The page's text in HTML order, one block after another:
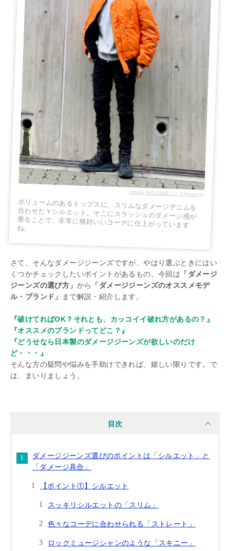
macky☺︎氏の投稿コーデ(wear.jp)
ボリュームのあるトップスに、スリムなダメージデニムを
合わせたＹシルエット。そこにスラッシュのダメージ感が
乗ることで、非常に格好いいコーデに仕上がっています
ね。
さて、そんなダメージジーンズですが、やはり選ぶときにはい
くつかチェックしたいポイントがあるもの。今回は 「ダメージ
ジーンズの選び方」 から
「ダメージジーンズのオススメモデ
ル・ブランド」
まで解説・紹介します。
『破けてればOK？それとも、カッコイイ破れ方があるの？』
『オススメのブランドってどこ？』
『どうせなら日本製のダメージジーンズが欲しいのだけ
ど・・・』
そんな方の疑問や悩みを手助けできれば、嬉しい限りです。で
は、まいりましょう。
目次
ダメージジーンズ選びのポイントは「シルエット」と
「ダメージ具合」
【ポイント①】シルエット
スッキリシルエットの「スリム」
色々なコーデに合わせられる「ストレート」
ロックミュージシャンのような「スキニー」